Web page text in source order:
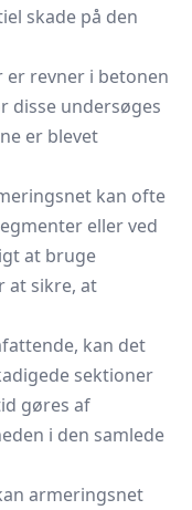
skade på den
er revner i betonen
disse undersøges
er blevet
kan ofte
eller ved
at bruge
at sikre, at
kan det
sektioner
gøres af
i den samlede
armeringsnet